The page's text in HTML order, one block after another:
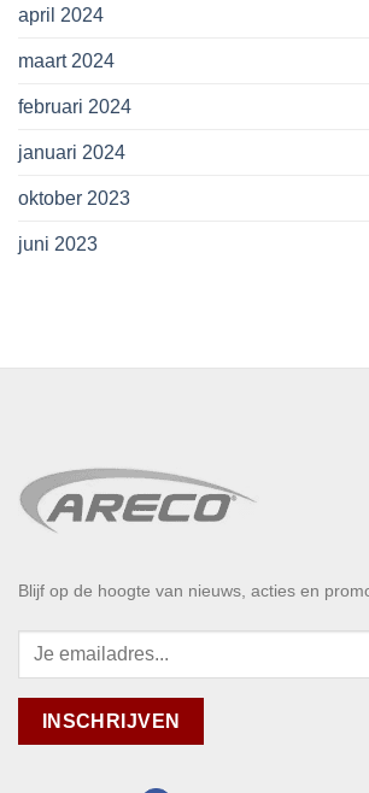
april 2024
maart 2024
februari 2024
januari 2024
oktober 2023
juni 2023
Blijf op de hoogte van nieuws, acties en